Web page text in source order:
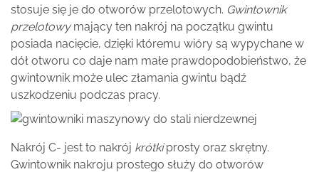
stosuje się je do otworów przelotowych. Gwintownik
przelotowymający ten nakrój na początku gwintu
posiada nacięcie, dzięki któremu wióry są wypychane w
dół otworu co daje nam małe prawdopodobieństwo, że
gwintownik może ulec złamania gwintu bądź
uszkodzeniu podczas pracy.
Nakrój C- jest to nakrój krótkiprosty oraz skrętny.
Gwintownik nakroju prostego służy do otworów